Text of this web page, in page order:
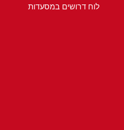
לוח דרושים במסעדות